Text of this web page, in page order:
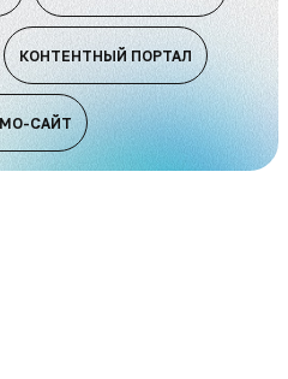
КОНТЕНТНЫЙ ПОРТАЛ
САЙТ